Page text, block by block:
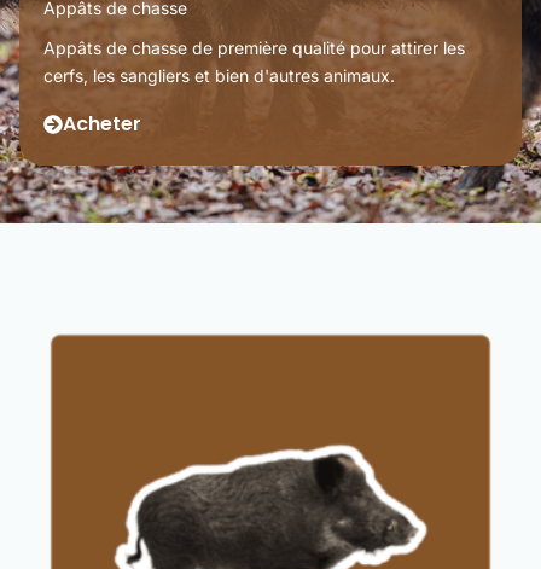
Appâts de chasse
Appâts de chasse de première qualité pour attirer les
cerfs, les sangliers et bien d'autres animaux.
Acheter